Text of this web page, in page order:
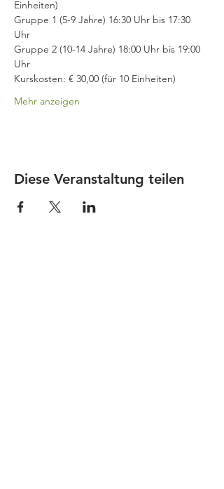
Einheiten)
Gruppe 1 (5-9 Jahre) 16:30 Uhr bis 17:30
Uhr
Gruppe 2 (10-14 Jahre) 18:00 Uhr bis 19:00
Kurskosten: € 30,00 (für 10 Einheiten)
Mehr anzeigen
Diese Veranstaltung teilen